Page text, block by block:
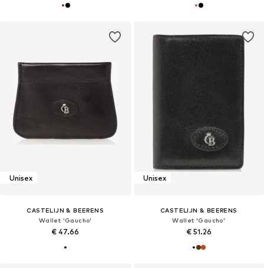
Unisex
CASTELIJN & BEERENS
Wallet 'Gaucho'
€ 47.66
Unisex
CASTELIJN & BEERENS
Wallet 'Gaucho'
€ 51.26